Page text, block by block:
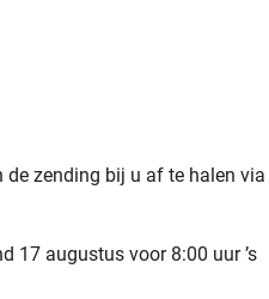
zijn overbelasting,
door wisselende
integriteit van de as op
plastische vervorming
de zending bij u af te halen via
17 augustus voor 8:00 uur ’s